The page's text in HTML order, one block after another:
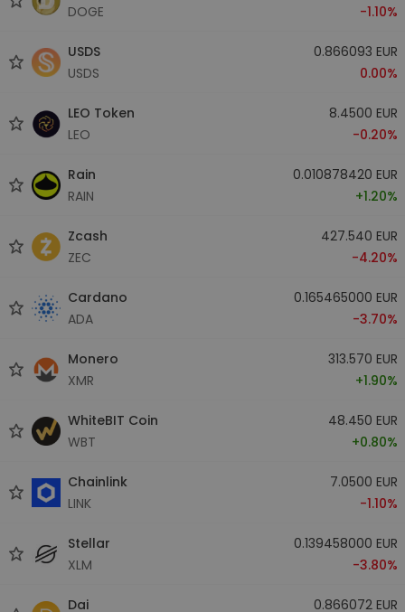
DOGE
-1.10%
USDS
USDS
0.866093 EUR
0.00%
LEO Token
LEO
8.4500 EUR
-0.20%
Rain
RAIN
0.010878420 EUR
+1.20%
Zcash
ZEC
427.540 EUR
-4.20%
Cardano
ADA
0.165465000 EUR
-3.70%
Monero
XMR
313.570 EUR
+1.90%
WhiteBIT Coin
WBT
48.450 EUR
+0.80%
Chainlink
LINK
7.0500 EUR
-1.10%
Stellar
XLM
0.139458000 EUR
-3.80%
Dai
0.866072 EUR